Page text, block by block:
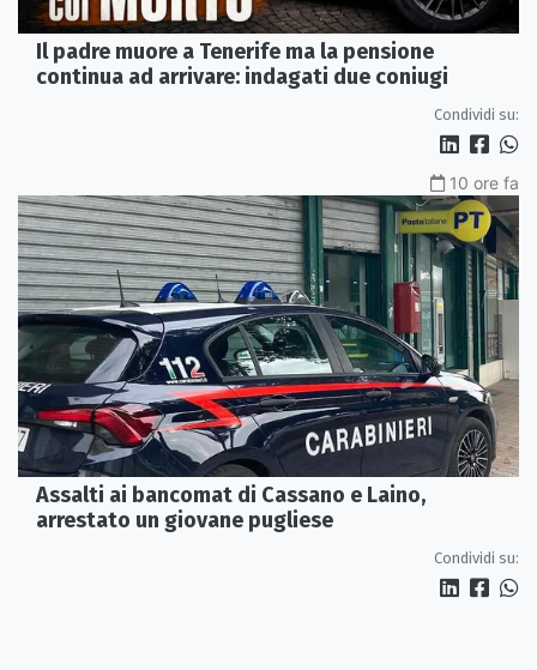
Il padre muore a Tenerife ma la pensione
continua ad arrivare: indagati due coniugi
Condividi su:
10 ore fa
Assalti ai bancomat di Cassano e Laino,
arrestato un giovane pugliese
Condividi su: